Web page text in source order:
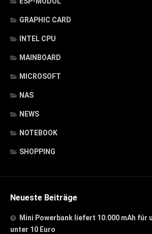
GRAPHIC CARD
INTEL CPU
MAINBOARD
MICROSOFT
NAS
NEWS
NOTEBOOK
SHOPPING
Neueste Beiträge
Mini Powerbank liefert 10.000 mAh für
unter 10 Euro